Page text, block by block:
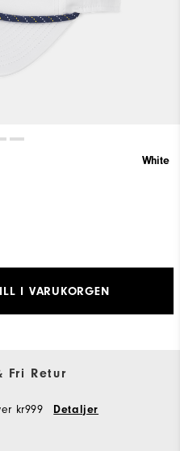
White
I VARUKORGEN
Fri Retur
kr999 Detaljer